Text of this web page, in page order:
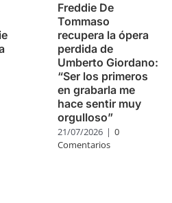
Freddie De
Tommaso
recupera la ópera
perdida de
Umberto Giordano:
“Ser los primeros
en grabarla me
hace sentir muy
orgulloso”
21/07/2026 | 0
Comentarios